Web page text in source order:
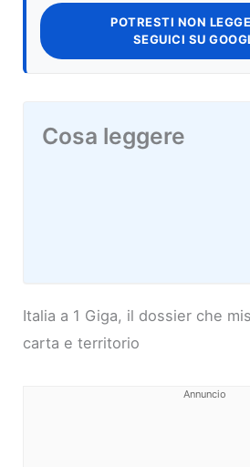
POTRESTI NON
SEGUICI SU
Cosa leggere
Italia a 1 Giga, il dossier che
carta e territorio
Annuncio